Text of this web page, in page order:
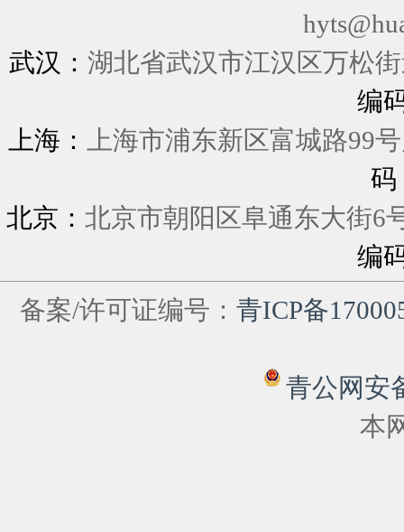
武汉： 湖北省武汉市江汉区万松
编
上海：
上海市浦东新区富
码
北京： 北京市朝阳区阜通东大
编
备案/许可证编号： 青ICP备
青公网安
本